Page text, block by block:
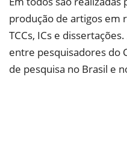
produção de artigos em
TCCs, ICs e
entre pesquisadores do
de pesquisa no Brasil e